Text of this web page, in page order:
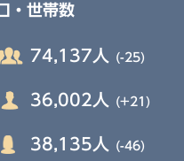
・世帯数
74,137人 (-25)
36,002人 (+21)
38,135人 (-46)